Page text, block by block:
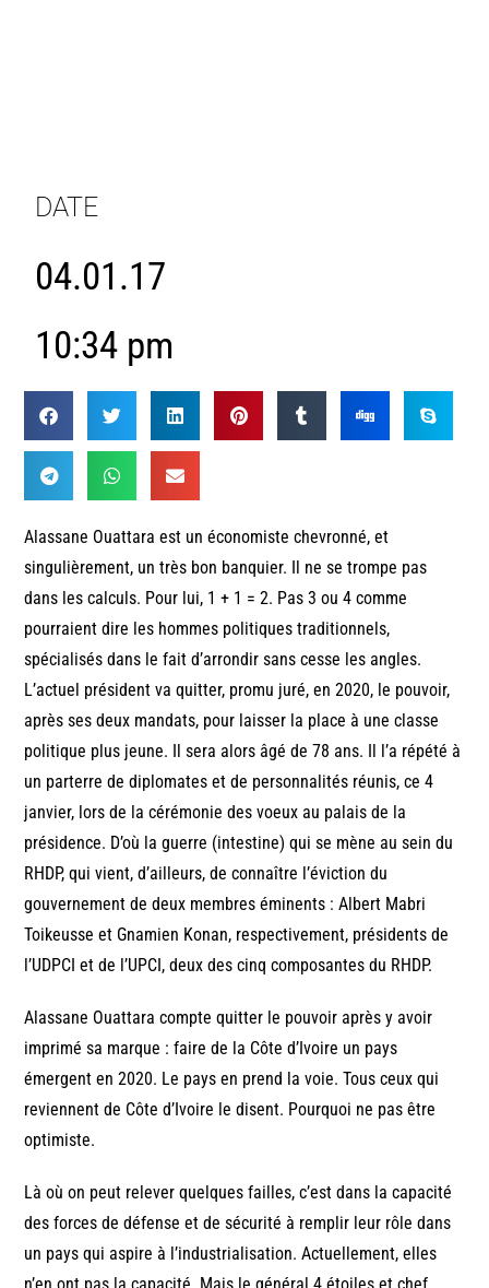
DATE
04.01.17
10:34 pm
Alassane Ouattara est un économiste chevronné, et
singulièrement, un très bon banquier. Il ne se trompe pas
dans les calculs. Pour lui, 1 + 1 = 2. Pas 3 ou 4 comme
pourraient dire les hommes politiques traditionnels,
spécialisés dans le fait d’arrondir sans cesse les angles.
L’actuel président va quitter, promu juré, en 2020, le pouvoir,
après ses deux mandats, pour laisser la place à une classe
politique plus jeune. Il sera alors âgé de 78 ans. Il l’a répété à
un parterre de diplomates et de personnalités réunis, ce 4
janvier, lors de la cérémonie des voeux au palais de la
présidence. D’où la guerre (intestine) qui se mène au sein du
RHDP, qui vient, d’ailleurs, de connaître l’éviction du
gouvernement de deux membres éminents : Albert Mabri
Toikeusse et Gnamien Konan, respectivement, présidents de
l’UDPCI et de l’UPCI, deux des cinq composantes du RHDP.
Alassane Ouattara compte quitter le pouvoir après y avoir
imprimé sa marque : faire de la Côte d’Ivoire un pays
émergent en 2020. Le pays en prend la voie. Tous ceux qui
reviennent de Côte d’Ivoire le disent. Pourquoi ne pas être
optimiste.
Là où on peut relever quelques failles, c’est dans la capacité
des forces de défense et de sécurité à remplir leur rôle dans
un pays qui aspire à l’industrialisation. Actuellement, elles